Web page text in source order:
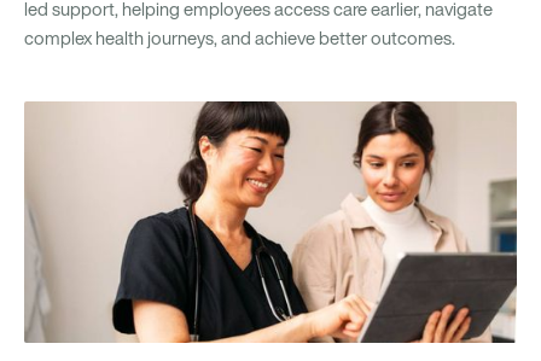
led support, helping employees access care earlier, navigate
complex health journeys, and achieve better outcomes.